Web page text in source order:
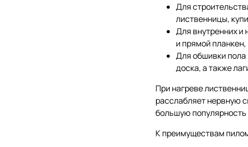
Для
лиственницы,
Для внутренних и
и прямой
Для обшивки пола
доска, а также
При нагреве
расслабляет нервную
большую
К преимуществам